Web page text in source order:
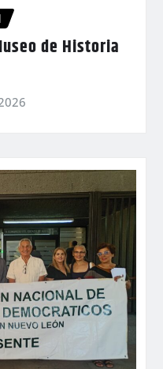
de Historia